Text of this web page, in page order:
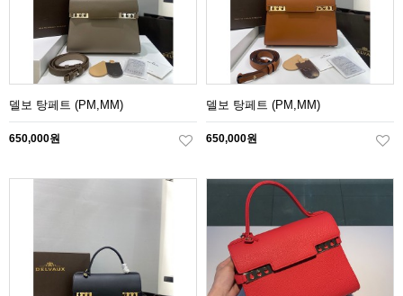
델보 탕페트 (PM,MM)
650,000원
델보 탕페트 (PM,MM)
650,000원